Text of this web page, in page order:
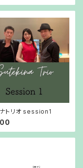
ステキナトリオ session1